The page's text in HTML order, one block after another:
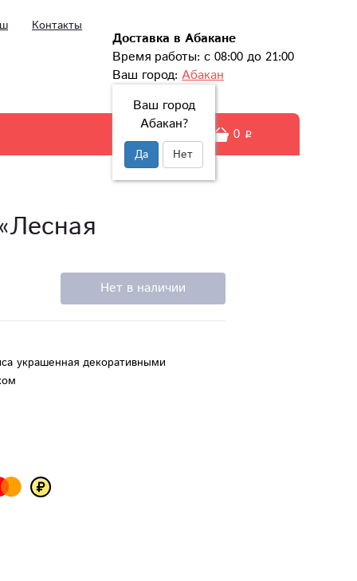
Контакты
Доставка в Абакане
Время работы: с 08:00 до 21:00
Ваш город: Абакан
Ваш город
Абакан?
Да Нет
0
Нет в наличии
украшенная декоративными